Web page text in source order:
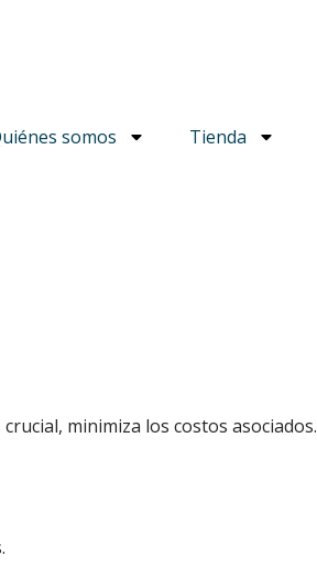
somos Tienda
minimiza los costos asociados.